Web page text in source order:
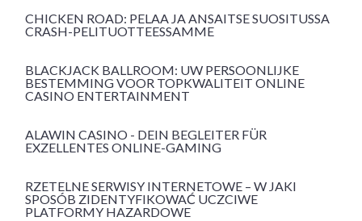
CHICKEN ROAD: PELAA JA ANSAITSE SUOSITUSSA
CRASH-PELITUOTTEESSAMME
BLACKJACK BALLROOM: UW PERSOONLIJKE
BESTEMMING VOOR TOPKWALITEIT ONLINE
CASINO ENTERTAINMENT
ALAWIN CASINO - DEIN BEGLEITER FÜR
EXZELLENTES ONLINE-GAMING
RZETELNE SERWISY INTERNETOWE – W JAKI
SPOSÓB ZIDENTYFIKOWAĆ UCZCIWE
PLATFORMY HAZARDOWE